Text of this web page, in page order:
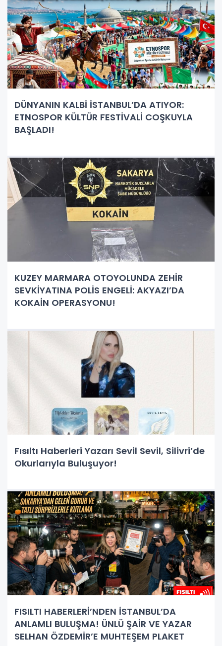
DÜNYANIN KALBİ İSTANBUL’DA ATIYOR:
ETNOSPOR KÜLTÜR FESTİVALİ COŞKUYLA
BAŞLADI!
KUZEY MARMARA OTOYOLUNDA ZEHİR
SEVKİYATINA POLİS ENGELİ: AKYAZI’DA
KOKAİN OPERASYONU!
Fısıltı Haberleri Yazarı Sevil Sevil, Silivri’de
Okurlarıyla Buluşuyor!
FISILTI HABERLERİ’NDEN İSTANBUL’DA
ANLAMLI BULUŞMA! ÜNLÜ ŞAİR VE YAZAR
SELHAN ÖZDEMİR’E MUHTEŞEM PLAKET